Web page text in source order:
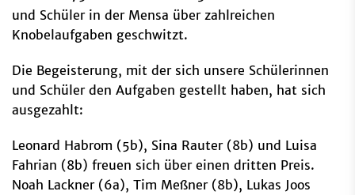
und Schüler in der Mensa über zahlreichen
Knobelaufgaben geschwitzt.
Die Begeisterung, mit der sich unsere Schülerinnen
und Schüler den Aufgaben gestellt haben, hat sich
ausgezahlt:
Leonard Habrom (5b), Sina Rauter (8b) und Luisa
Fahrian (8b) freuen sich über einen dritten Preis.
Noah Lackner (6a), Tim Meßner (8b), Lukas Joos